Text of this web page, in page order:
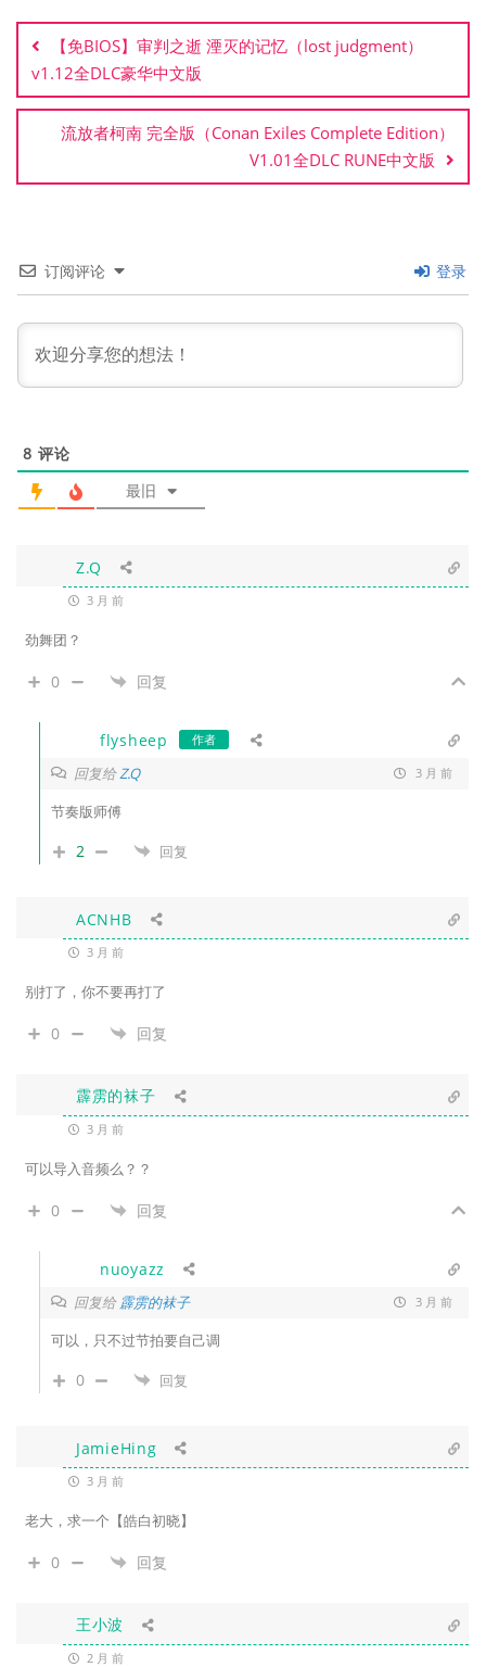
章
导
航
【免BIOS】审判之逝 湮灭的记忆（lost judgment）
v1.12全DLC豪华中文版
流放者柯南 完全版（Conan Exiles Complete Edition）
V1.01全DLC RUNE中文版
订阅评论 登录
8 评论
最旧
Z.Q
3 月 前
劲舞团？
0 回复
flysheep 作者
回复给Z.Q 3 月 前
节奏版师傅
2 回复
ACNHB
3 月 前
别打了，你不要再打了
0 回复
霹雳的袜子
3 月 前
可以导入音频么？？
0 回复
nuoyazz
回复给 霹雳的袜子 3 月 前
可以，只不过节拍要自己调
0 回复
JamieHing
3 月 前
老大，求一个【皓白初晓】
0 回复
王小波
2 月 前